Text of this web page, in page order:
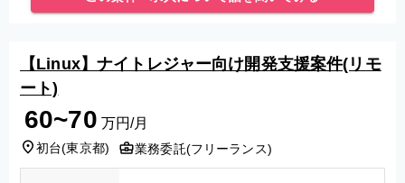
【Linux】ナイトレジャー向け開発支援案件(リモ
ート)
60~70 万円/月
初台(東京都) 業務委託(フリーランス)